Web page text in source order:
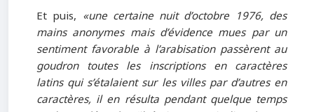
Et puis, «une certaine nuit d’octobre 1976, des
mains anonymes mais d’évidence mues par un
sentiment favorable à l’arabisation passèrent au
goudron toutes les inscriptions en caractères
latins qui s’étalaient sur les villes par d’autres en
caractères, il en résulta pendant quelque temps